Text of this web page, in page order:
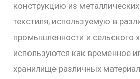
конструкцию из
текстиля, используемую в
промышленности и сельского
используются как временное
хранилище различных